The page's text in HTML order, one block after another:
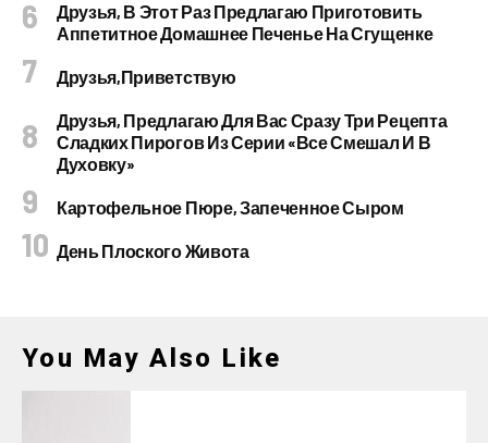
Друзья, В Этот Раз Предлагаю Приготовить
Аппетитное Домашнее Печенье На Сгущенке
Друзья,приветствую
Друзья, Предлагаю Для Вас Сразу Три Рецепта
Сладких Пирогов Из Серии «все Смешал И В
Духовку»
Картофельное Пюре, Запеченное Сыром
День Плоского Живота
You May Also Like